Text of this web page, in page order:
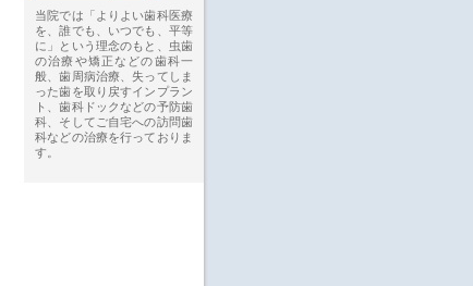
当院では「よりよい歯科医療
を、誰でも、いつでも、平等
に」という理念のもと、虫歯
の治療や矯正などの歯科一
般、歯周病治療、失ってしま
った歯を取り戻すインプラン
ト、歯科ドックなどの予防歯
科、そしてご自宅への訪問歯
科などの治療を行っておりま
す。